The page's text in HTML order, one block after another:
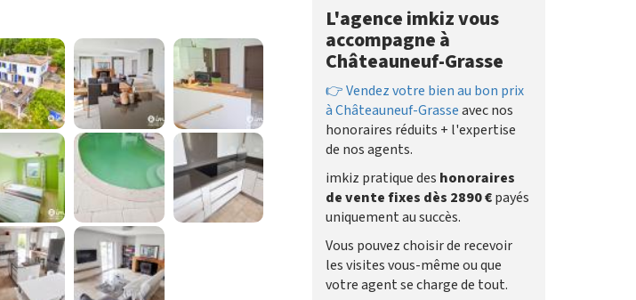
L'agence imkiz vous
accompagne à
Châteauneuf-Grasse
👉 Vendez votre bien au bon prix
à Châteauneuf-Grasseavec nos
honoraires réduits + l'expertise
de nos agents.
imkiz pratique des honoraires
de vente fixes dès 2890 €payés
uniquement au succès.
Vous pouvez choisir de recevoir
les visites vous-même ou que
votre agent se charge de tout.